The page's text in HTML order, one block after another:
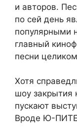
и авторов.
по сей день
популярными
главный
песни
Хотя
шоу закрытия
пускают
Вроде Ю-